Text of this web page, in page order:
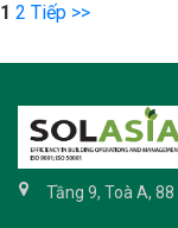
1 2 Tiếp >>
Tầng 9, Toà A,